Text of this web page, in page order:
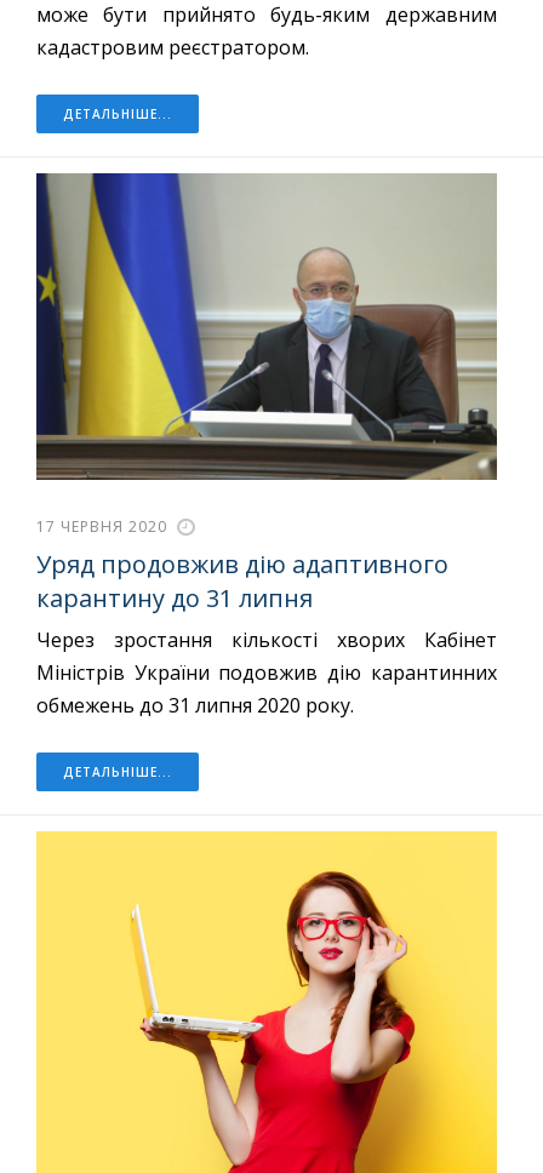
може бути прийнято будь-яким державним
кадастровим реєстратором.
ДЕТАЛЬНІШЕ...
17 ЧЕРВНЯ 2020
Уряд продовжив дію адаптивного
карантину до 31 липня
Через зростання кількості хворих Кабінет
Міністрів України подовжив дію карантинних
обмежень до 31 липня 2020 року.
ДЕТАЛЬНІШЕ...